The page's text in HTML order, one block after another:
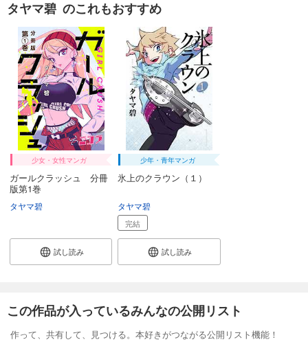
タヤマ碧 のこれもおすすめ
少女・女性マンガ
ガールクラッシュ 分冊
版第1巻
タヤマ碧
試し読み
少年・青年マンガ
氷上のクラウン（１）
タヤマ碧
完結
試し読み
この作品が入っているみんなの公開リスト
作って、共有して、見つける。本好きがつながる公開リスト機能！